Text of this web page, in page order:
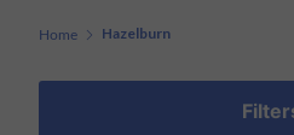
Home Hazelburn